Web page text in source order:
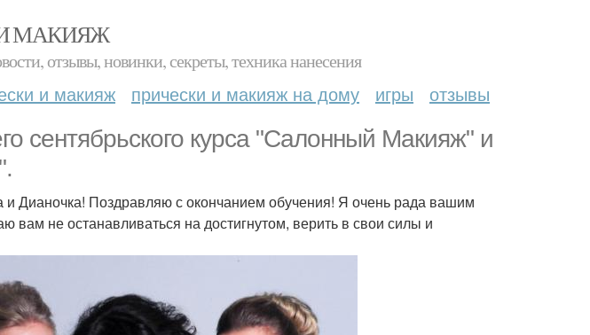
МАКИЯЖ
отзывы, новинки, секреты, техника нанесения
и макияж прически и макияж на дому игры отзывы
сентябрьского курса "Салонный Макияж" и
Дианочка! Поздравляю с окончанием обучения! Я очень рада вашим
не останавливаться на достигнутом, верить в свои силы и